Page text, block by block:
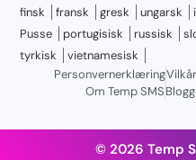
finsk
fransk gresk ungarsk
Pusse
portugisisk russisk
tyrkisk
vietnamesisk
Personvernerklæring
Om Temp SMS
© 2026 Temp